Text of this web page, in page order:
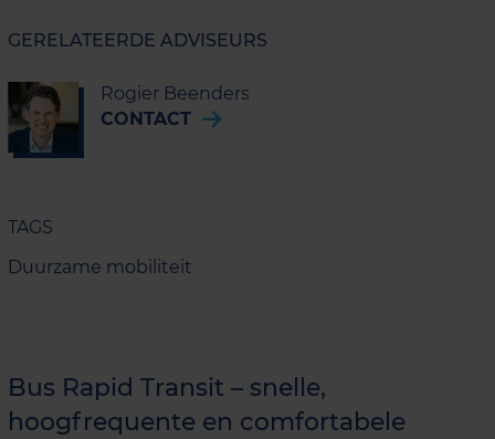
GERELATEERDE ADVISEURS
Rogier Beenders
CONTACT
TAGS
Duurzame mobiliteit
Bus Rapid Transit – snelle,
hoogfrequente en comfortabele